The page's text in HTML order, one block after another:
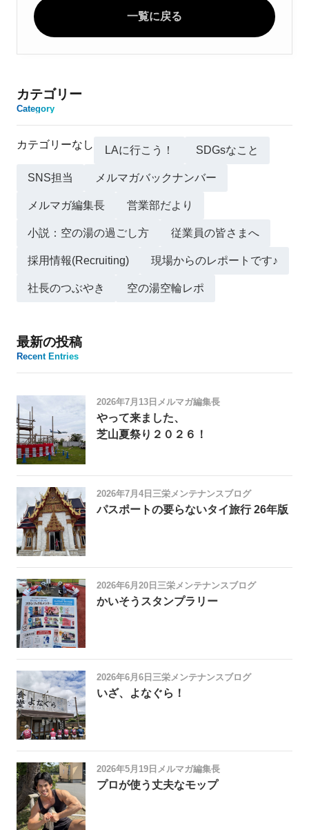
一覧に戻る
カテゴリー
Category
カテゴリーなし LAに行こう！ SDGsなこと
SNS担当 メルマガバックナンバー
メルマガ編集長 営業部だより
小説：空の湯の過ごし方 従業員の皆さまへ
採用情報(Recruiting) 現場からのレポートです♪
社長のつぶやき 空の湯空輪レポ
最新の投稿
Recent Entries
2026年7月13日 メルマガ編集長
やって来ました、
芝山夏祭り２０２６！
2026年7月4日 三栄メンテナンスブログ
パスポートの要らないタイ旅行 26年版
2026年6月20日 三栄メンテナンスブログ
かいそうスタンプラリー
2026年6月6日 三栄メンテナンスブログ
いざ、よなぐら！
2026年5月19日 メルマガ編集長
プロが使う丈夫なモップ